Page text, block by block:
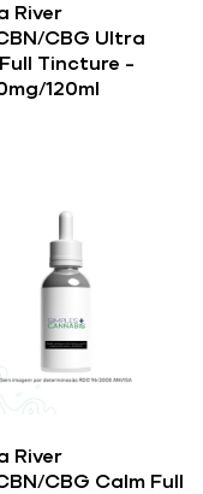
River
CBG Ultra
Tincture –
120ml
River
CBG Calm Full